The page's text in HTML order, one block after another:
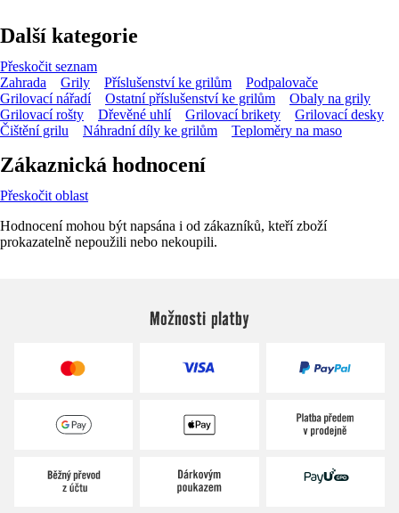
Další kategorie
Přeskočit seznam
Zahrada
Grily Příslušenství ke grilům
Podpalovače
Grilovací nářadí
Ostatní příslušenství ke grilům
Obaly na grily
Grilovací rošty
Dřevěné uhlí Grilovací brikety
Grilovací desky
Čištění grilu
Náhradní díly ke grilům Teploměry na maso
Zákaznická hodnocení
Přeskočit oblast
Hodnocení mohou být napsána i od zákazníků, kteří zboží
prokazatelně nepoužili nebo nekoupili.
Možnosti platby